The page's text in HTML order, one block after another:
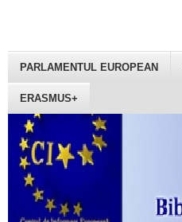
PARLAMENTUL EUROPEAN
ERASMUS+